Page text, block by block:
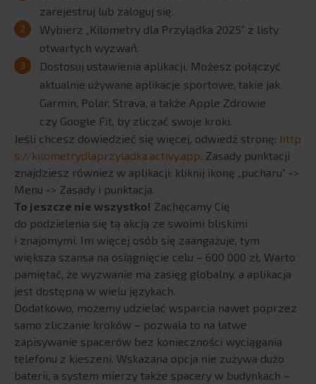
Produkty integracyjne
Globalny zasięg i doświadczenie
Wsparcie eksperckie
USŁUGI
Systemy ERP
SAP: autorskie rozwiązania
BPX Banking eXcellence
BPX Strategic Data Connectors
Rozwiązania Revenue Growth Managament
Systemy BI
Zarządzanie danymi podstawowymi
Planowanie i budżetowanie w Qlik
Tricentis Tosca
Rozwiązania chmurowe i SaaS
Szkolenia
BRANŻE
FMCG
zarejestruj lub zaloguj się.
Wybierz „Kilometry dla Przylądka 2025” z listy
otwartych wyzwań.
Dostosuj ustawienia aplikacji. Możesz połączyć
aktualnie używane aplikacje sportowe, takie jak
Garmin, Polar, Strava, a także Apple Zdrowie
czy Google Fit, by zliczać swoje kroki.
Jeśli chcesz dowiedzieć się więcej, odwiedź stronę: http
s://kilometrydlaprzyladka.activy.app . Zasady punktacji
znajdziesz również w aplikacji: kliknij ikonę „pucharu” ->
Menu -> Zasady i punktacja.
To jeszcze nie wszystko! Zachęcamy Cię
do podzielenia się tą akcją ze swoimi bliskimi
i znajomymi. Im więcej osób się zaangażuje, tym
większa szansa na osiągnięcie celu – 600 000 zł. Warto
pamiętać, że wyzwanie ma zasięg globalny, a aplikacja
jest dostępna w wielu językach.
Dodatkowo, możemy udzielać wsparcia nawet poprzez
samo zliczanie kroków – pozwala to na łatwe
zapisywanie spacerów bez konieczności wyciągania
telefonu z kieszeni. Wskazana opcja nie zużywa dużo
baterii, a system mierzy także spacery w budynkach –